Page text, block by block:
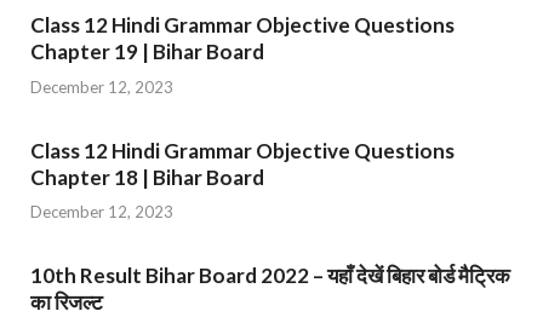
Class 12 Hindi Grammar Objective Questions
Chapter 19 | Bihar Board
December 12, 2023
Class 12 Hindi Grammar Objective Questions
Chapter 18 | Bihar Board
December 12, 2023
10th Result Bihar Board 2022 – यहाँ देखें बिहार बोर्ड मैट्रिक
का रिजल्ट